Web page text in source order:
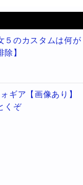
５のカスタムは何が
】
ギア【画像あり】
くぞ